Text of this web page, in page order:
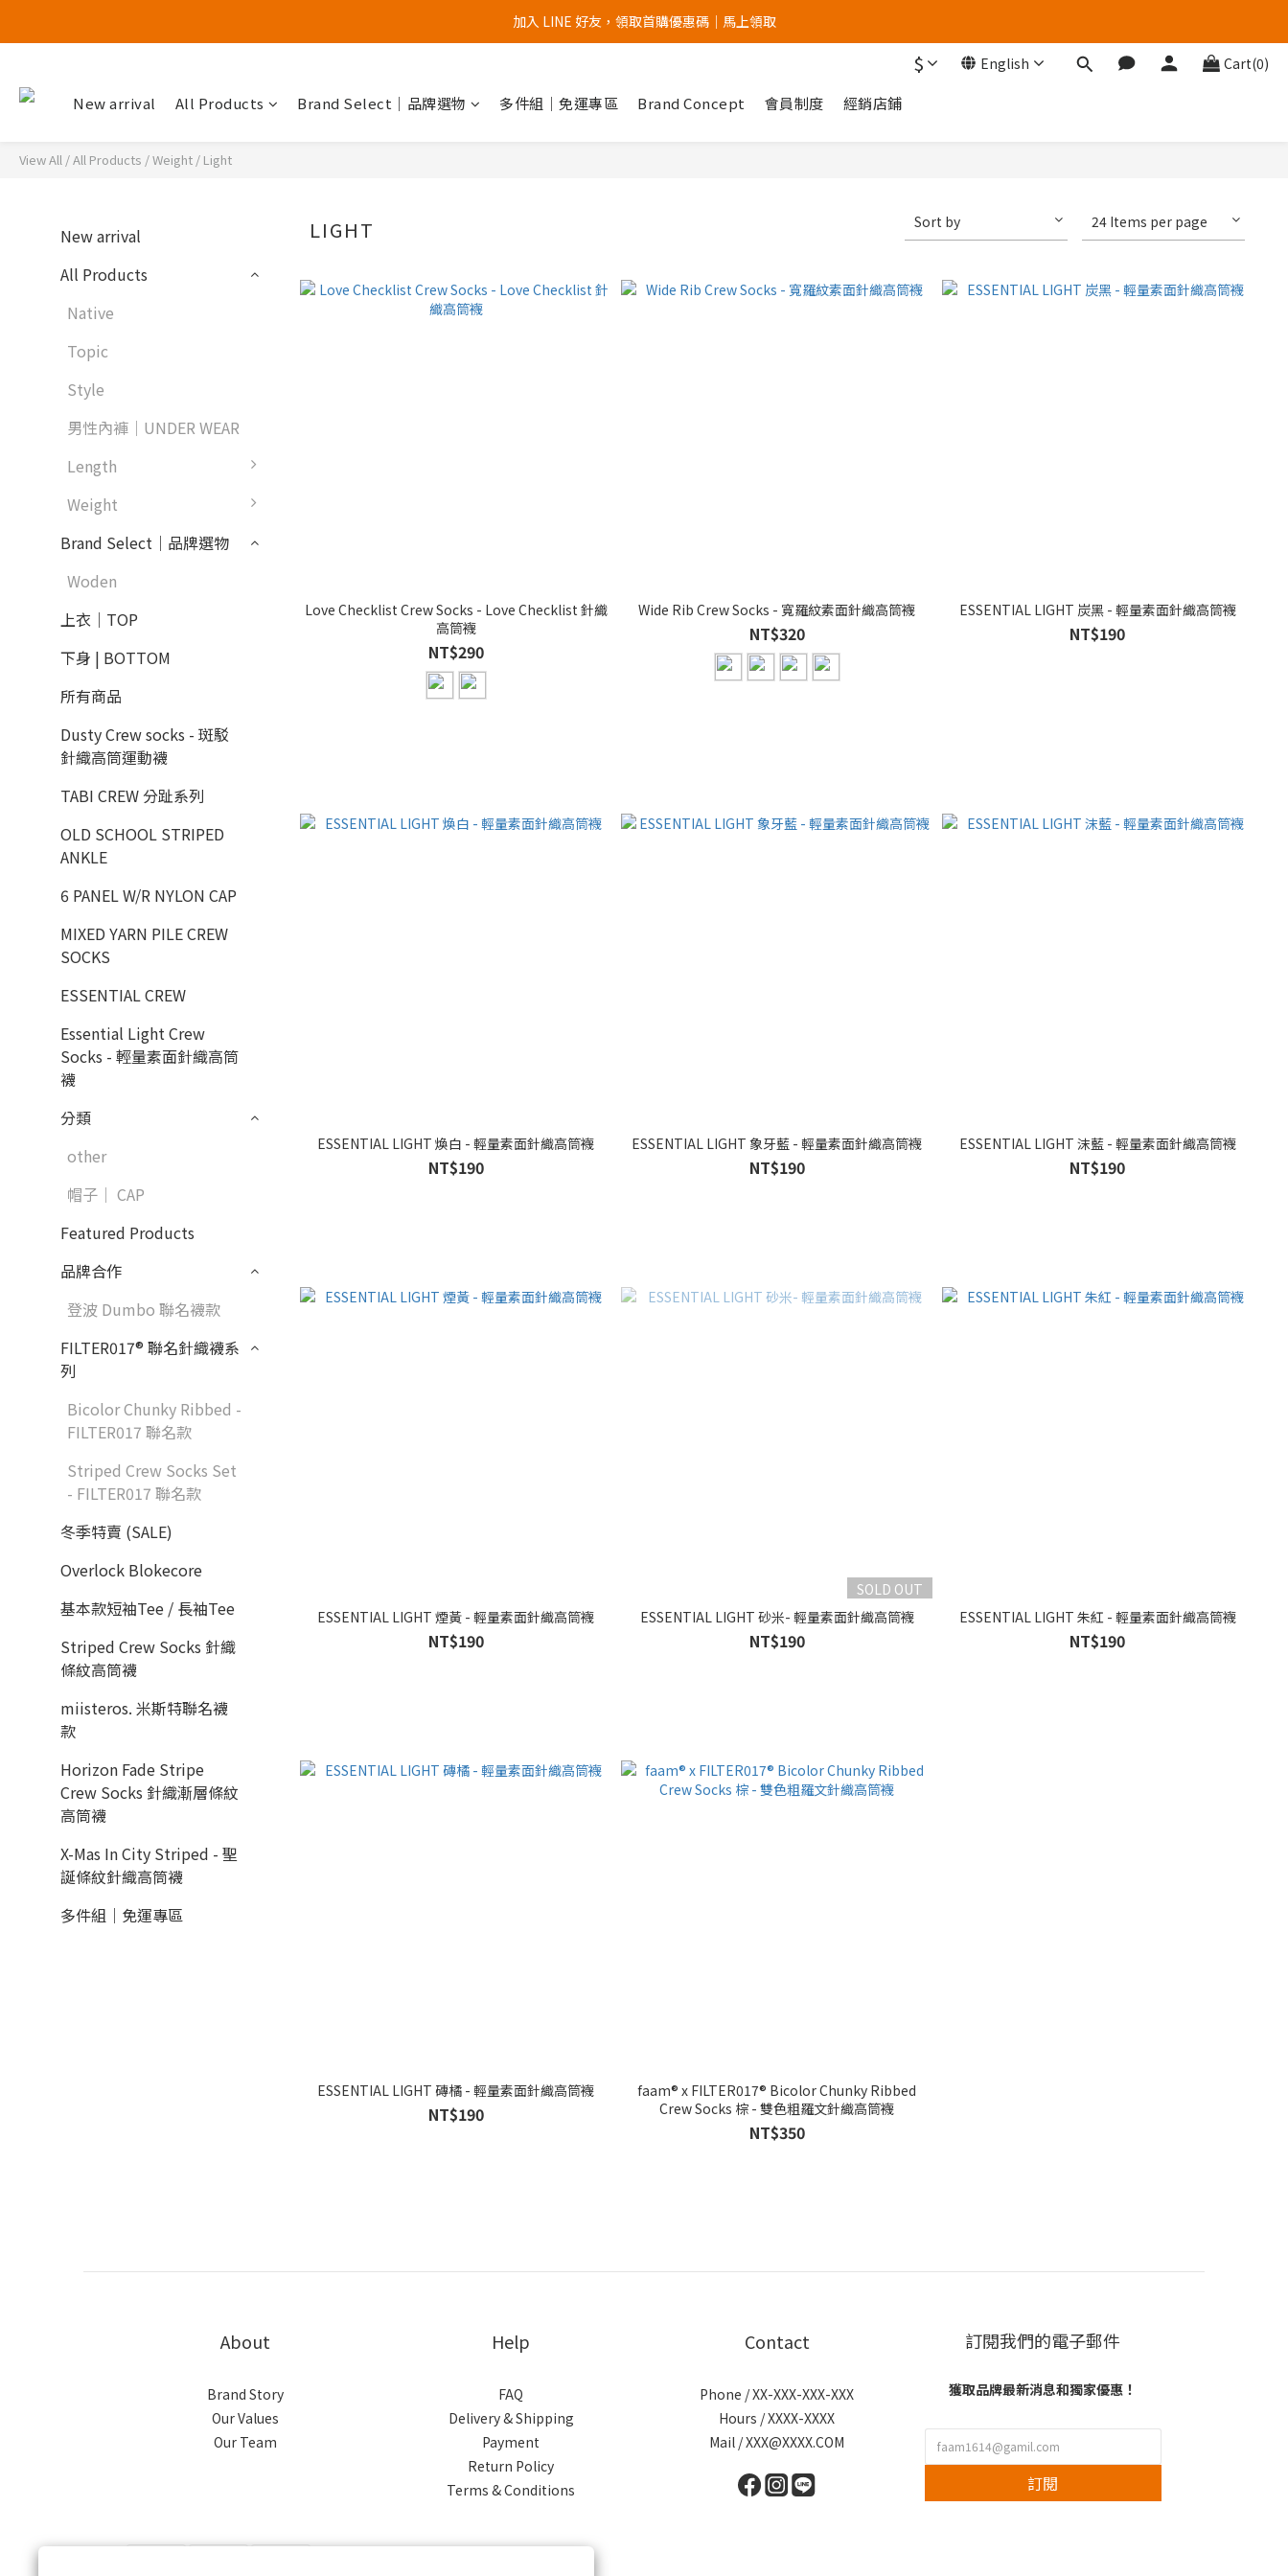
加入官網會員，首次購買 " 免運 "
加入 LINE 好友，領取首購優惠碼｜馬上領取
$ English Cart(0)
New arrival All Products Brand Select｜品牌選物 多件組｜免運專區 Brand Concept 會員制度 經銷店鋪
View All /All Products /Weight / Light
New arrival
All Products
Native
Topic
Style
男性內褲｜UNDER WEAR
Length
Weight
Brand Select｜品牌選物
Woden
上衣｜TOP
下身 | BOTTOM
所有商品
Dusty Crew socks - 斑駁
針織高筒運動襪
TABI CREW 分趾系列
OLD SCHOOL STRIPED
ANKLE
6 PANEL W/R NYLON CAP
MIXED YARN PILE CREW
SOCKS
ESSENTIAL CREW
Essential Light Crew
Socks - 輕量素面針織高筒
襪
分類
other
帽子｜ CAP
Featured Products
品牌合作
登波 Dumbo 聯名襪款
FILTER017® 聯名針織襪系
列
Bicolor Chunky Ribbed -
FILTER017 聯名款
Striped Crew Socks Set
- FILTER017 聯名款
冬季特賣 (SALE)
Overlock Blokecore
基本款短袖Tee / 長袖Tee
Striped Crew Socks 針織
條紋高筒襪
miisteros. 米斯特聯名襪
款
Horizon Fade Stripe
Crew Socks 針織漸層條紋
高筒襪
X-Mas In City Striped - 聖
誕條紋針織高筒襪
多件組｜免運專區
LIGHT Sort by 24 Items per page
Love Checklist Crew Socks - Love Checklist 針織
高筒襪
NT$290
Wide Rib Crew Socks - 寬羅紋素面針織高筒襪
NT$320
ESSENTIAL LIGHT 炭黑 - 輕量素面針織高筒襪
NT$190
ESSENTIAL LIGHT 煥白 - 輕量素面針織高筒襪
NT$190
ESSENTIAL LIGHT 象牙藍 - 輕量素面針織高筒襪
NT$190
ESSENTIAL LIGHT 沫藍 - 輕量素面針織高筒襪
NT$190
ESSENTIAL LIGHT 煙黃 - 輕量素面針織高筒襪
NT$190
SOLD OUT
ESSENTIAL LIGHT 砂米- 輕量素面針織高筒襪
NT$190
ESSENTIAL LIGHT 朱紅 - 輕量素面針織高筒襪
NT$190
ESSENTIAL LIGHT 磚橘 - 輕量素面針織高筒襪
NT$190
faam® x FILTER017® Bicolor Chunky Ribbed
Crew Socks 棕 - 雙色粗羅文針織高筒襪
NT$350
About
Brand Story
Our Values
Our Team
Help
FAQ
Delivery & Shipping
Payment
Return Policy
Terms & Conditions
Contact
Phone / XX-XXX-XXX-XXX
Hours / XXXX-XXXX
Mail / XXX@XXXX.COM
訂閱我們的電子郵件
獲取品牌最新消息和獨家優惠！
訂閱